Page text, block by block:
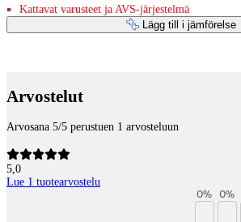
Kattavat varusteet ja AVS-järjestelmä
Lägg till i jämförelse
Arvostelut
Arvosana 5/5 perustuen 1 arvosteluun
5,0
Lue 1 tuotearvostelu
0% 0%